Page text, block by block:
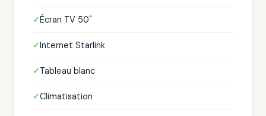
Écran TV 50"
Internet Starlink
Tableau blanc
Climatisation